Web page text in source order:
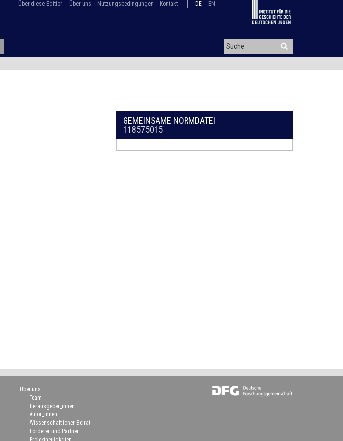
Über diese Edition Über uns Nutzungsbedingungen Kontakt DE EN
GEMEINSAME NORMDATEI
118575015
Über uns
Team
Herausgeber_innen
Autor_innen
Wissenschaftlicher Beirat
Förderer und Partner
Projektneuigkeiten